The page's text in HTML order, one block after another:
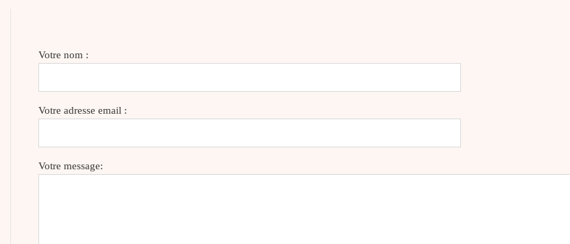
Votre nom :
Votre adresse email :
Votre message: